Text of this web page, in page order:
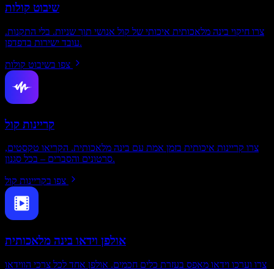
שיבוט קולות
צרו חיקוי בינה מלאכותית איכותי של קול אנושי תוך שניות. בלי התקנות.
עובד ישירות בדפדפן.
צפו בשיבוט קולות
קריינות קול
צרו קריינות איכותית בזמן אמת עם בינה מלאכותית. הקריאו טקסטים,
סרטונים והסברים – בכל סגנון.
צפו בקריינות קול
אולפן וידאו בינה מלאכותית
צרו וערכו וידאו מאפס בעזרת כלים חכמים. אולפן אחד לכל צרכי הווידאו